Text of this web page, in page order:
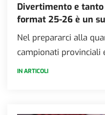
Divertimento e
format 25-26 è un
Nel prepararci alla
campionati provinciali
IN ARTICOLI